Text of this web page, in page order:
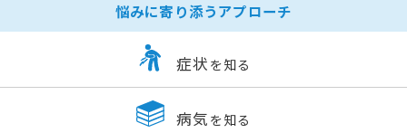
悩みに寄り添うアプローチ
症状 を知る
病気 を知る